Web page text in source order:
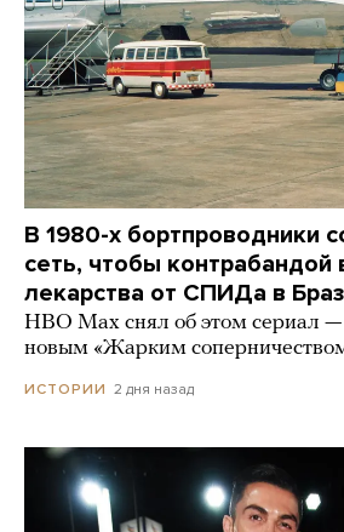
В 1980-х бортпроводники
сеть, чтобы контрабандой
лекарства от СПИДа в
HBO Max снял об этом сериал
новым «Жарким
ИСТОРИИ 2 дня назад